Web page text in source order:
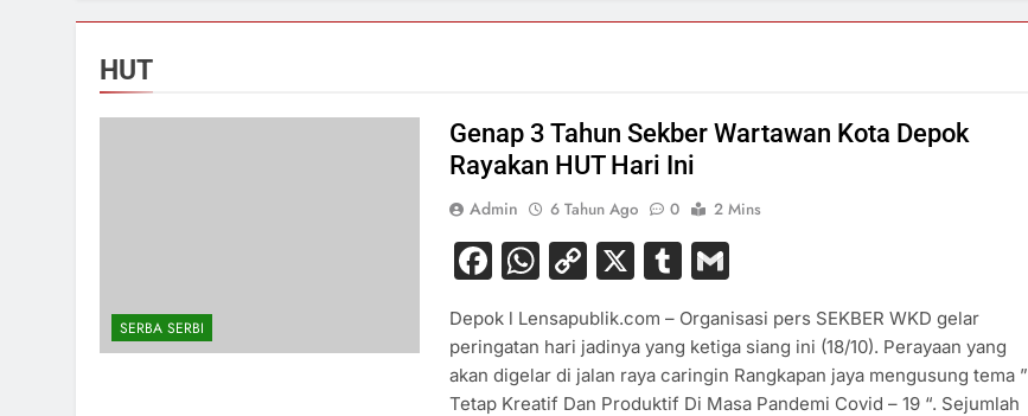
HUT
SERBA SERBI
Genap 3 Tahun Sekber Wartawan Kota Depok
Rayakan HUT Hari Ini
Admin 6 Tahun Ago 0 2 Mins
Facebook
WhatsApp
Copy
X Tumblr
Depok l Lensapublik.com – Organisasi pers SEKBER WKD gelar
peringatan hari jadinya yang ketiga siang ini (18/10). Perayaan yang
akan digelar di jalan raya caringin Rangkapan jaya mengusung tema ”
Tetap Kreatif Dan Produktif Di Masa Pandemi Covid – 19 “. Sejumlah